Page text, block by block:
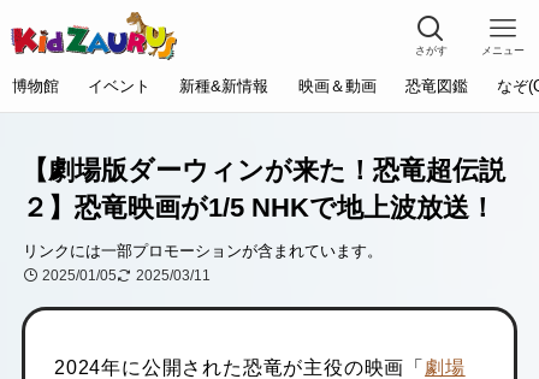
さがす メニュー
博物館 イベント 新種&新情報 映画＆動画 恐竜図鑑 なぞ
【劇場版ダーウィンが来た！恐竜超伝説
２】恐竜映画が1/5 NHKで地上波放送！
リンクには一部プロモーションが含まれています。
2025/01/05 2025/03/11
2024年に公開された恐竜が主役の映画「 劇場